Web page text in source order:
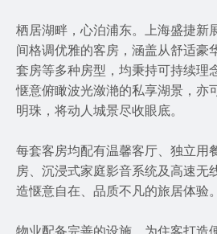
栖居湖畔，心泊浦东。上海盛捷新
间格调优雅的客房，涵盖从舒适豪
套房等多种房型，均秉持可持续理
惬意俯瞰波光潋滟的私享湖景，亦
明珠，将动人城景尽收眼底。
每套客房均配有温馨客厅、独立用
房、沉浸式家庭影音系统及高速无
造惬意自在、品质不凡的旅居体验。